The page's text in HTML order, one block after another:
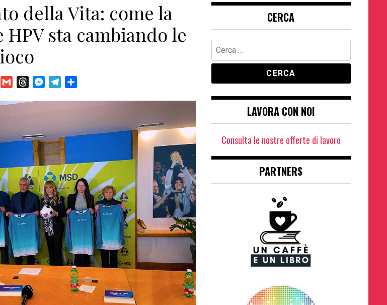
della Vita: come la
sta cambiando le
Email Gmail ThreadsMessenger
Telegram
CERCA
Ricerca
per:
LAVORA CON NOI
Consulta le nostre offerte di lavoro
PARTNERS